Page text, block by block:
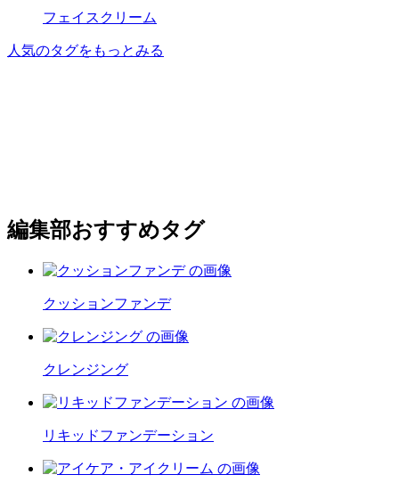
フェイスクリーム
人気のタグをもっとみる
編集部おすすめタグ
クッションファンデ
クレンジング
リキッドファンデーション